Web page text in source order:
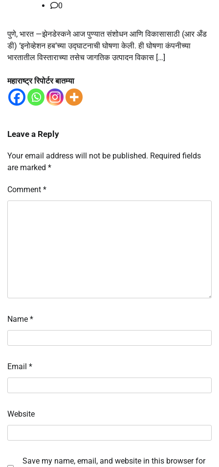
0
पुणे, भारत —झेनडेस्कने आज पुण्यात संशोधन आणि विकासासाठी (आर अँड
डी) ‘इनोव्हेशन हब’च्या उद्घाटनाची घोषणा केली. ही घोषणा कंपनीच्या
भारतातील विस्ताराच्या तसेच जागतिक उत्पादन विकास […]
महाराष्ट्र रिपोर्टर बातम्या
Leave a Reply
Your email address will not be published. Required fields
are marked *
Comment *
Name *
Email *
Website
Save my name, email, and website in this browser for